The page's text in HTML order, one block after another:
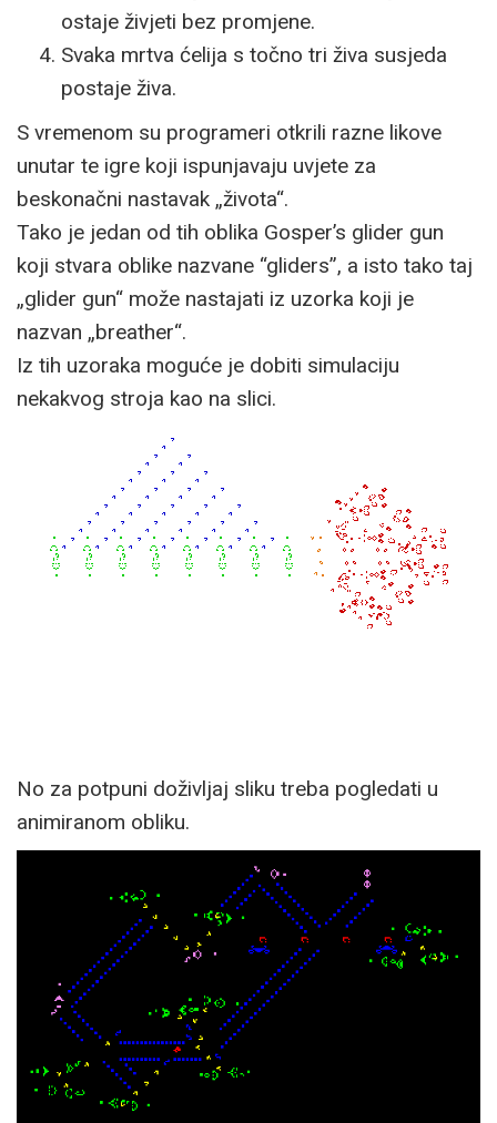
ostaje živjeti bez promjene.
Svaka mrtva ćelija s točno tri živa susjeda
postaje živa.
S vremenom su programeri otkrili razne likove
unutar te igre koji ispunjavaju uvjete za
beskonačni nastavak „života“.
Tako je jedan od tih oblika Gosper’s glider gun
koji stvara oblike nazvane “gliders”, a isto tako taj
„glider gun“ može nastajati iz uzorka koji je
nazvan „breather“.
Iz tih uzoraka moguće je dobiti simulaciju
nekakvog stroja kao na slici.
No za potpuni doživljaj sliku treba pogledati u
animiranom obliku.